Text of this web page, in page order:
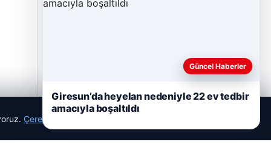
Çerez Politikamız
Güncel Haberler
Giresun’da heyelan nedeniyle 22 ev tedbir
amacıyla boşaltıldı